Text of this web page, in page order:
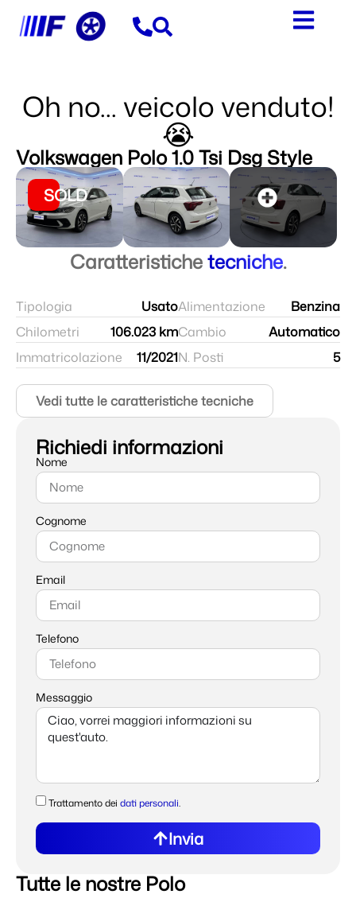
Oh no... veicolo venduto!
😭
Volkswagen Polo 1.0 Tsi Dsg Style
SOLD
Caratteristichetecniche.
Tipologia
Usato
Chilometri
106.023 km
Immatricolazione
11/2021
Alimentazione
Benzina
Cambio
Automatico
N. Posti
5
Vedi tutte le caratteristiche tecniche
Richiedi informazioni
Nome
Cognome
Email
Telefono
Messaggio
Trattamento dei dati personali.
Invia
Tutte le nostre Polo